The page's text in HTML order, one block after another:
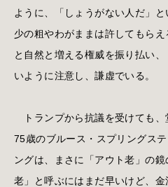
ように、「しょうがない人だ」
少の粗やわがままは許してもら
と自然と増える権威を振り払い
いように注意し、謙虚でいる。
トランプから抗議を受けても、
75歳のブルース・スプリングス
ングは、まさに「アウト老」の
老」と呼ぶにはまだ早いけど、